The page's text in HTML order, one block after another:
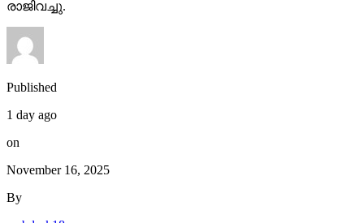
Published
1 day ago
on
November 16, 2025
By
webdesk18